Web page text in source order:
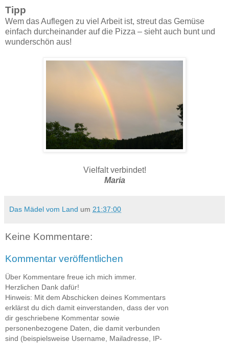
Tipp
Wem das Auflegen zu viel Arbeit ist, streut das Gemüse
einfach durcheinander auf die Pizza – sieht auch bunt und
wunderschön aus!
Vielfalt verbindet!
Maria
Das Mädel vom Land um 21:37:00
Keine Kommentare:
Kommentar veröffentlichen
Über Kommentare freue ich mich immer.
Herzlichen Dank dafür!
Hinweis: Mit dem Abschicken deines Kommentars
erklärst du dich damit einverstanden, dass der von
dir geschriebene Kommentar sowie
personenbezogene Daten, die damit verbunden
sind (beispielsweise Username, Mailadresse, IP-